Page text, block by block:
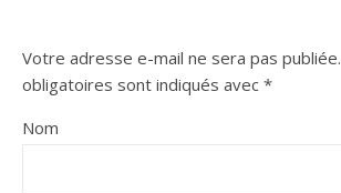
Votre adresse e-mail ne sera pas publiée.
obligatoires sont indiqués avec *
Nom